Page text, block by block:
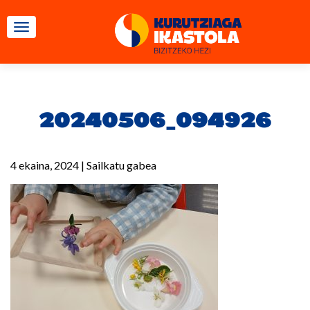
TOGGLE NAVIGATION
20240506_094926
4 ekaina, 2024 | Sailkatu gabea